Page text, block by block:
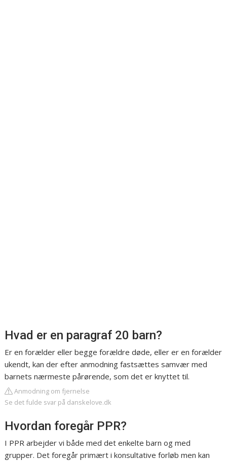
Hvad er en paragraf 20 barn?
Er en forælder eller begge forældre døde, eller er en forælder
ukendt, kan der efter anmodning fastsættes samvær med
barnets nærmeste pårørende, som det er knyttet til.
Anmodning om fjernelse
Se det fulde svar på danskelove.dk
Hvordan foregår PPR?
I PPR arbejder vi både med det enkelte barn og med
grupper. Det foregår primært i konsultative forløb men kan